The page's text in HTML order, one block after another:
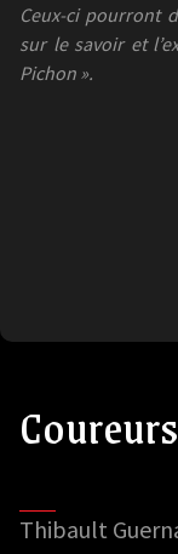
Ceux-ci pourront
sur le savoir et
Pichon ».
Coureurs
Thibault